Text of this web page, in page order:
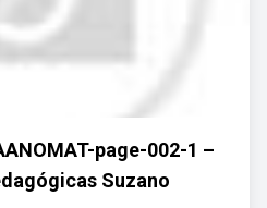
page-002-1 –
Suzano